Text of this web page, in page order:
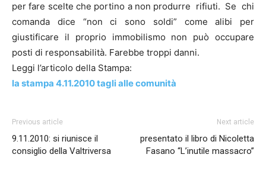
per fare scelte che portino a non produrre rifiuti. Se chi
comanda dice “non ci sono soldi” come alibi per
giustificare il proprio immobilismo non può occupare
posti di responsabilità. Farebbe troppi danni.
Leggi l’articolo della Stampa:
la stampa 4.11.2010 tagli alle comunità
Previous article
9.11.2010: si riunisce il
consiglio della Valtriversa
Next article
presentato il libro di Nicoletta
Fasano “L’inutile massacro”